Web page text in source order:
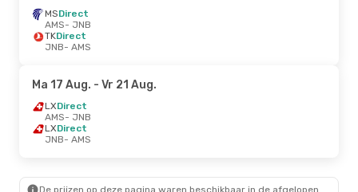
MSDirect
AMS- JNB
TKDirect
JNB- AMS
Ma 17 Aug. - Vr 21 Aug.
LXDirect
AMS- JNB
LXDirect
JNB- AMS
De prijzen op deze pagina waren beschikbaar in de afgelopen